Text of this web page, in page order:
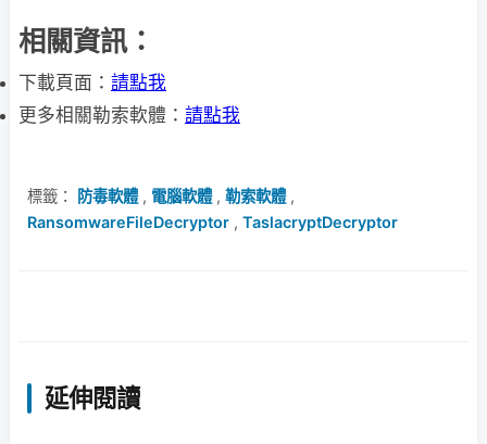
相關資訊：
下載頁面： 請點我
更多相關勒索軟體： 請點我
標籤： 防毒軟體, 電腦軟體, 勒索軟體,
RansomwareFileDecryptor , TaslacryptDecryptor
延伸閱讀